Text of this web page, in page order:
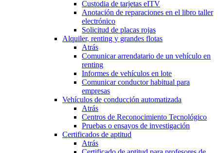
Custodia de tarjetas eITV
Anotación de reparaciones en el libro taller
electrónico
Solicitud de placas rojas
Alquiler, renting y grandes flotas
Atrás
Comunicar arrendatario de un vehículo en
renting
Informes de vehículos en lote
Comunicar conductor habitual para
empresas
Vehículos de conducción automatizada
Atrás
Centros de Reconocimiento Tecnológico
Pruebas o ensayos de investigación
Certificados de aptitud
Atrás